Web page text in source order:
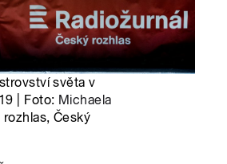
světa v
| Foto: Michaela
rozhlas, Český